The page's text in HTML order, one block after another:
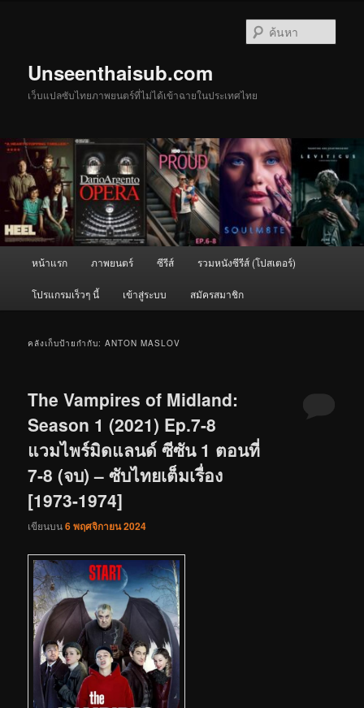
Unseenthaisub.com
เว็บแปลซับไทยภาพยนตร์ที่ไม่ได้เข้าฉายในประเทศไทย
หน้าแรก ภาพยนตร์ ซีรีส์ รวมหนังซีรีส์ (โปสเตอร์)
โปรแกรมเร็วๆ นี้ เข้าสู่ระบบ สมัครสมาชิก
คลังเก็บป้ายกำกับ:ANTON MASLOV
The Vampires of Midland:
Season 1 (2021) Ep.7-8
แวมไพร์มิดแลนด์ ซีซัน 1 ตอนที่
7-8 (จบ) – ซับไทยเต็มเรื่อง
[1973-1974]
เขียนบน6 พฤศจิกายน 2024